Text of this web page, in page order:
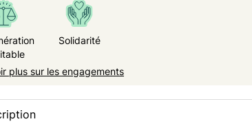
Solidarité
plus sur les engagements